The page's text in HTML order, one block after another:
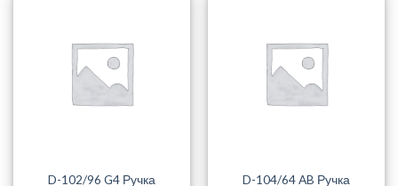
D-102/96 G4 Ручка
D-104/64 AB Ручка